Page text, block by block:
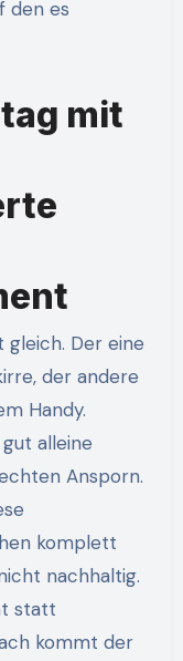
den es
mit
gleich. Der eine
der andere
Handy.
alleine
Ansporn.
komplett
nachhaltig.
statt
kommt der